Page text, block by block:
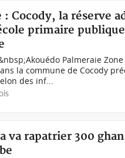
Cocody, la réserve
primaire
Palmeraie
la commune de Cocody
des inf...
va rapatrier 300